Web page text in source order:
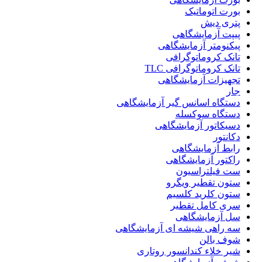
بورت اتوماتیک
پتری دیش
پیپت آزمایشگاهی
پیکنومتر آزمایشگاهی
تانک کروماتوگرافی
تانک کروماتوگرافی TLC
تجهیزات آزمایشگاهی
جار
دستگاه اسانس گیر آزمایشگاهی
دستگاه سوکسله
دسیکاتور آزمایشگاهی
دکانتور
رابط آزمایشگاهی
راکتور آزمایشگاهی
ست فیلتراسیون
ستون تقطیر ویگرو
ستون کلرید کلسیم
سری کامل تقطیر
سل آزمایشگاهی
سه راهی شیشه ای آزمایشگاهی
شوف بالن
شیر خلاء کندانسور روتاری